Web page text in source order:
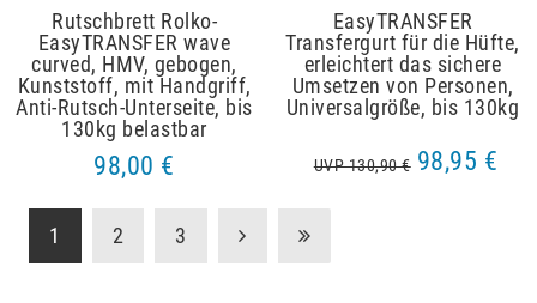
Rutschbrett Rolko-
EasyTRANSFER wave
curved, HMV, gebogen,
Kunststoff, mit Handgriff,
Anti-Rutsch-Unterseite, bis
130kg belastbar
98,00 €
EasyTRANSFER
Transfergurt für die Hüfte,
erleichtert das sichere
Umsetzen von Personen,
Universalgröße, bis 130kg
UVP 130,90 € 98,95 €
1 2 3